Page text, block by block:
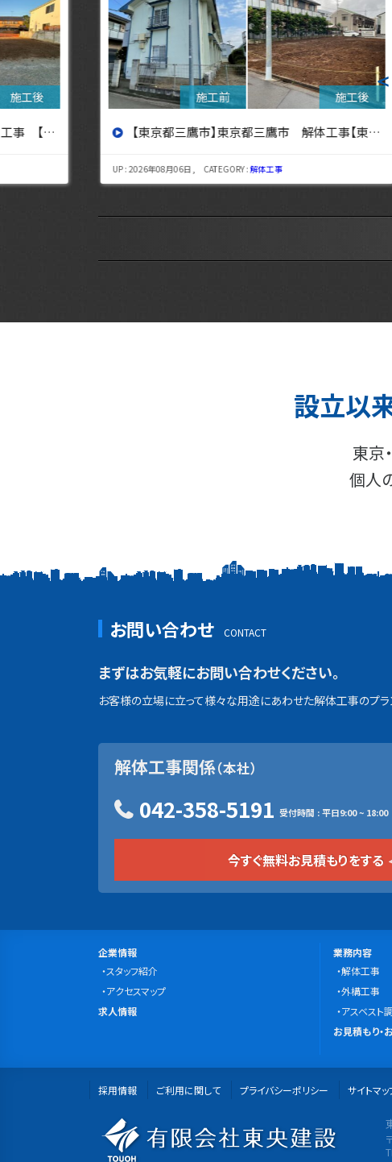
＜
】 【東京都三鷹市】東京都三鷹市 解体工事【東京・埼玉・神奈川の解体工事なら東央建設へ】
UP : 2026年08月06日 , CATEGORY :解体工事
設立以来
東京
個人
お問い合わせ
まずはお気軽にお問い合わせください。
お客様の立場に立って様々な用途にあわせた解体工事のプラ
解体工事関係（本社）
042-358-5191 受付時間 : 平日9:00 ~ 18:00
今すぐ無料お見積もりをする
サ
イ
ト
会
社
案
内
企業情報
スタッフ紹介
アクセスマップ
求
報
求人情報
事
業
内
容
業務内容
解体工事
外構工事
アスベスト
無
お
も
り・
お見積もり・
採用情報 ご利用に関して プライバシーポリシー サイトマッ
有限